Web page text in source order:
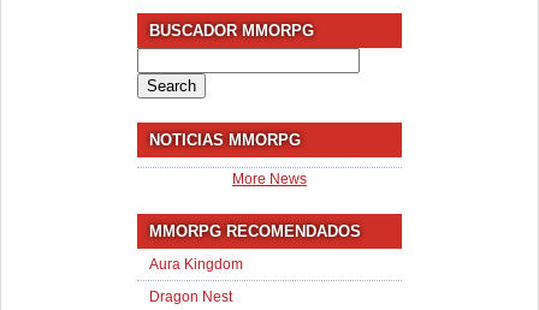
BUSCADOR MMORPG
for:
NOTICIAS MMORPG
More News
MMORPG RECOMENDADOS
Aura Kingdom
Dragon Nest